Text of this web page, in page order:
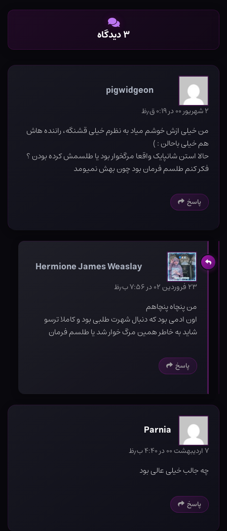
۳ دیدگاه
pigwidgeon
۲ شهریور ۰۰ در ۰:۱۹ ق٫ظ
من خیلی ازش خوشم میاد به نظرم خیلی قشنگه، راننده هاش
هم خیلی باحالن : )
حالا استن شانپایک واقعا مرگخوار بود یا طلسمش کرده بودن ؟
فکر کنم طلسم فرمان بود چون بهش نمیومد
پاسخ
Hermione James Weaslay
۲۳ فروردین ۰۲ در ۷:۵۶ ب٫ظ
من پنچاه پنچاهم
اون ادمی بود که دنبال شهرت طلبی بود و کاملا ترسو
شاید به خاطر همین مرگ خوار شد یا طلسم فرمان
پاسخ
Parnia
۷ اردیبهشت ۰۰ در ۴:۴۰ ب٫ظ
چه جالب خیلی عالی بود
پاسخ